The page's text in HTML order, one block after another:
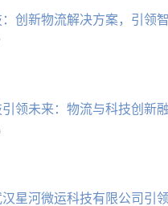
创新物流解决方案，引领
领未来：物流与科技创新
星河微运科技有限公司引